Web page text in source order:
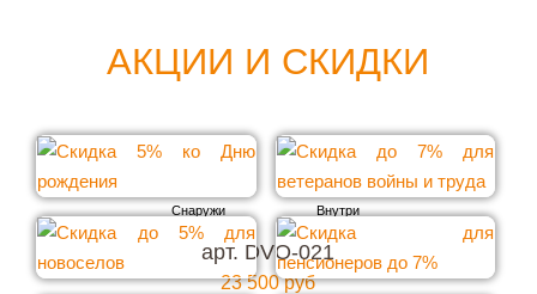
арт. DVO-021
23 500 руб
АКЦИИ И СКИДКИ